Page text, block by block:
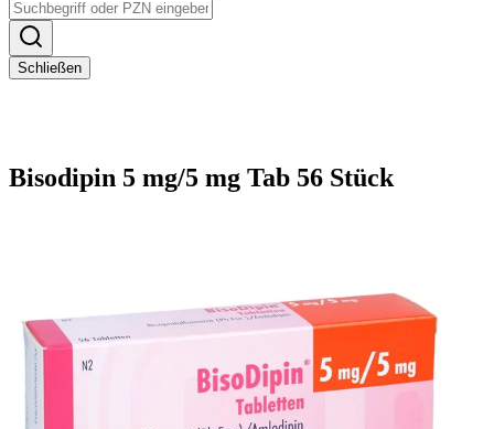
Schließen
Bisodipin 5 mg/5 mg Tab 56 Stück